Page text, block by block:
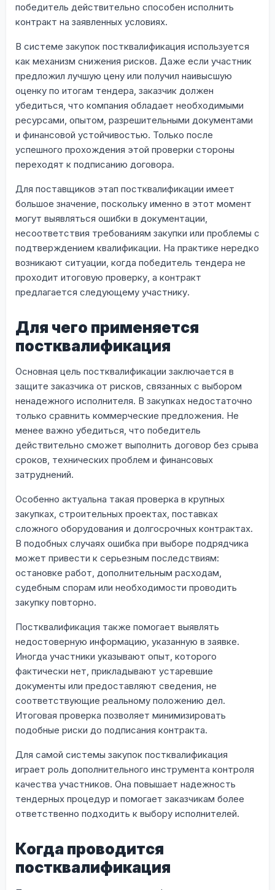
победитель действительно способен исполнить
контракт на заявленных условиях.
В системе закупок постквалификация используется
как механизм снижения рисков. Даже если участник
предложил лучшую цену или получил наивысшую
оценку по итогам тендера, заказчик должен
убедиться, что компания обладает необходимыми
ресурсами, опытом, разрешительными документами
и финансовой устойчивостью. Только после
успешного прохождения этой проверки стороны
переходят к подписанию договора.
Для поставщиков этап постквалификации имеет
большое значение, поскольку именно в этот момент
могут выявляться ошибки в документации,
несоответствия требованиям закупки или проблемы с
подтверждением квалификации. На практике нередко
возникают ситуации, когда победитель тендера не
проходит итоговую проверку, а контракт
предлагается следующему участнику.
Для чего применяется
постквалификация
Основная цель постквалификации заключается в
защите заказчика от рисков, связанных с выбором
ненадежного исполнителя. В закупках недостаточно
только сравнить коммерческие предложения. Не
менее важно убедиться, что победитель
действительно сможет выполнить договор без срыва
сроков, технических проблем и финансовых
затруднений.
Особенно актуальна такая проверка в крупных
закупках, строительных проектах, поставках
сложного оборудования и долгосрочных контрактах.
В подобных случаях ошибка при выборе подрядчика
может привести к серьезным последствиям:
остановке работ, дополнительным расходам,
судебным спорам или необходимости проводить
закупку повторно.
Постквалификация также помогает выявлять
недостоверную информацию, указанную в заявке.
Иногда участники указывают опыт, которого
фактически нет, прикладывают устаревшие
документы или предоставляют сведения, не
соответствующие реальному положению дел.
Итоговая проверка позволяет минимизировать
подобные риски до подписания контракта.
Для самой системы закупок постквалификация
играет роль дополнительного инструмента контроля
качества участников. Она повышает надежность
тендерных процедур и помогает заказчикам более
ответственно подходить к выбору исполнителей.
Когда проводится
постквалификация